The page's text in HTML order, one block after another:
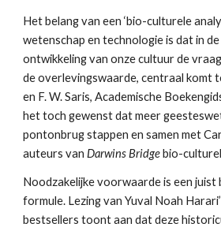
Het belang van een ‘bio-culturele
wetenschap en technologie is dat in
ontwikkeling van onze cultuur de
de overlevingswaarde, centraal komt
en F. W. Saris, Academische
het toch gewenst dat meer
pontonbrug stappen en samen met
auteurs van Darwins Bridge bio-
Noodzakelijke voorwaarde is een juist
formule. Lezing van Yuval Noah
bestsellers toont aan dat deze